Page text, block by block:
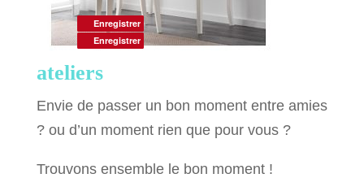
ateliers
Envie de passer un bon moment entre amies
? ou d’un moment rien que pour vous ?
Trouvons ensemble le bon moment !
Enregistrer
Enregistrer
Enregistrer
Enregistrer